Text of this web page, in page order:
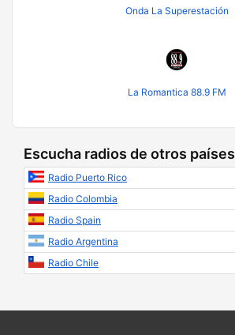
Onda La Superestación
La Romantica 88.9 FM
Escucha radios de otros países
Radio Puerto Rico
Radio Colombia
Radio Spain
Radio Argentina
Radio Chile